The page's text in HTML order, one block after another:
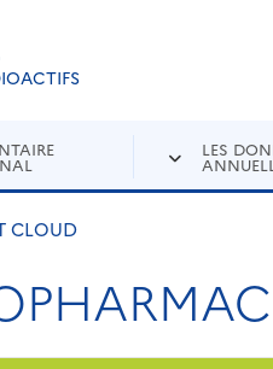
LES
CLOUD